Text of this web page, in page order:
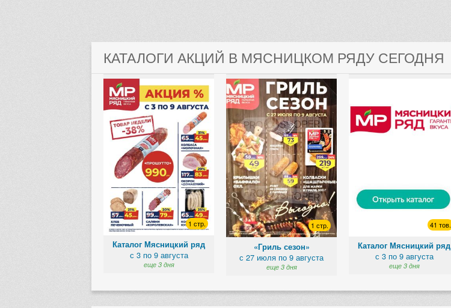
КАТАЛОГИ АКЦИЙ В МЯСНИЦКОМ РЯДУ СЕГОДНЯ
1 стр.
Каталог Мясницкий ряд
с 3 по 9 августа
еще 3 дня
1 стр.
«Гриль сезон»
с 27 июля по 9 августа
еще 3 дня
41 тов.
Каталог Мясницкий ряд
с 3 по 9 августа
еще 3 дня